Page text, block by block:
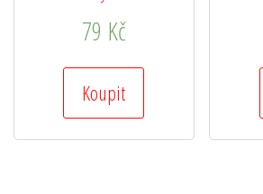
79 Kč
Koupit